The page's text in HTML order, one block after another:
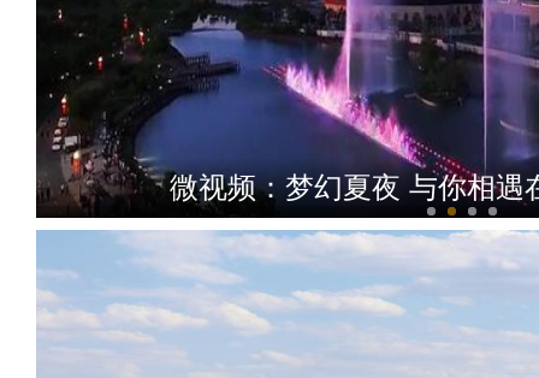
微视频：梦幻夏夜 与你相遇